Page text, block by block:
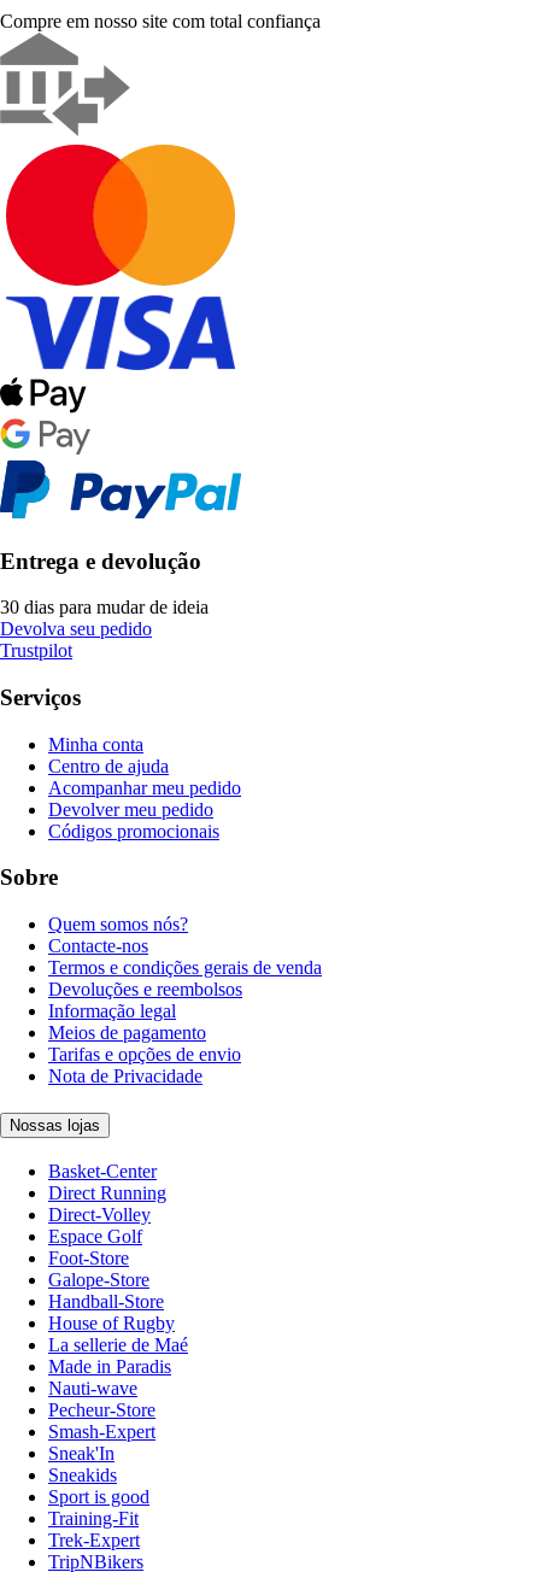
Compre em nosso site com total confiança
Entrega e devolução
30 dias para mudar de ideia
Devolva seu pedido
Trustpilot
Serviços
Minha conta
Centro de ajuda
Acompanhar meu pedido
Devolver meu pedido
Códigos promocionais
Sobre
Quem somos nós?
Contacte-nos
Termos e condições gerais de venda
Devoluções e reembolsos
Informação legal
Meios de pagamento
Tarifas e opções de envio
Nota de Privacidade
Nossas lojas
Basket-Center
Direct Running
Direct-Volley
Espace Golf
Foot-Store
Galope-Store
Handball-Store
House of Rugby
La sellerie de Maé
Made in Paradis
Nauti-wave
Pecheur-Store
Smash-Expert
Sneak'In
Sneakids
Sport is good
Training-Fit
Trek-Expert
TripNBikers